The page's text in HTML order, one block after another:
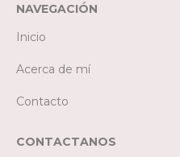
NAVEGACIÓN
Inicio
Acerca de mí
Contacto
CONTACTANOS